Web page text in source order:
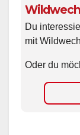
Du
mit
Oder du